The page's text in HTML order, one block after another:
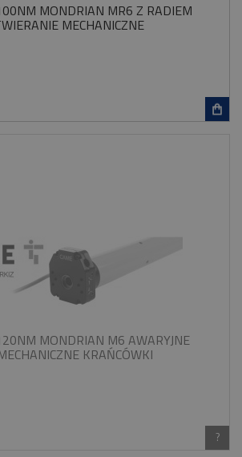
MONDRIAN MR6 Z RADIEM
MECHANICZNE
MONDRIAN M6 AWARYJNE
KRAŃCÓWKI
?